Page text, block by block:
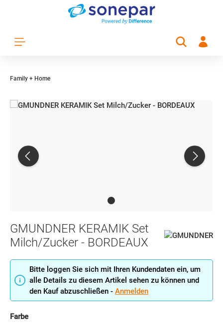
Zum Hauptinhalt springen
Family + Home
GMUNDNER KERAMIK Set
Milch/Zucker - BORDEAUX
Bitte loggen Sie sich mit Ihren Kundendaten ein, um
alle Details zu diesem Artikel sehen zu können und
den Kauf abzuschließen - Anmelden
Farbeauswählen